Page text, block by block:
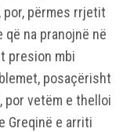
përmes rrjetit
na pranojnë në
presion mbi
posaçërisht
por vetëm e thelloi
Greqinë e arriti